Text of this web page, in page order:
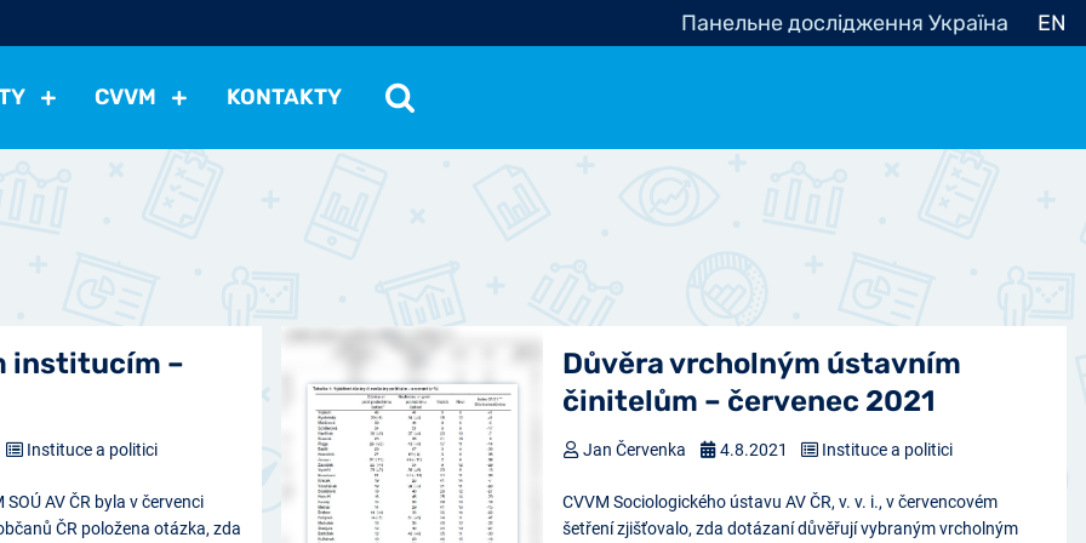
Панельне дослідження Україна EN
CVVM KONTAKTY
institucím –
AV ČR byla v červenci
ČR položena otázka, zda
Instituce a politici
Důvěra vrcholným ústavním
činitelům – červenec 2021
CVVM Sociologického ústavu AV ČR, v. v. i., v červencovém
šetření zjišťovalo, zda dotázaní důvěřují vybraným vrcholným
Jan Červenka 4.8.2021 Instituce a politici